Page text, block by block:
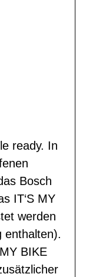
ready. In
Bosch
IT‘S MY
werden
enthalten).
BIKE